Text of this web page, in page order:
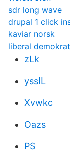
sdr long wave
drupal 1 click
kaviar norsk
liberal
zLk
yssIL
Xvwkc
Oazs
PS